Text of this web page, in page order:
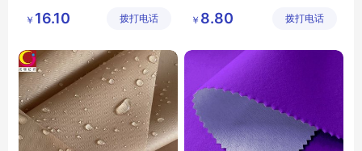
鞋材面料
有限公司
￥ 16.10 拨打电话
grs面料
有限公司
￥ 8.80 拨打电话